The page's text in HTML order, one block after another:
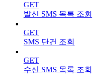
GET
발신 SMS 목록 조회
GET
SMS 단건 조회
GET
수신 SMS 목록 조회